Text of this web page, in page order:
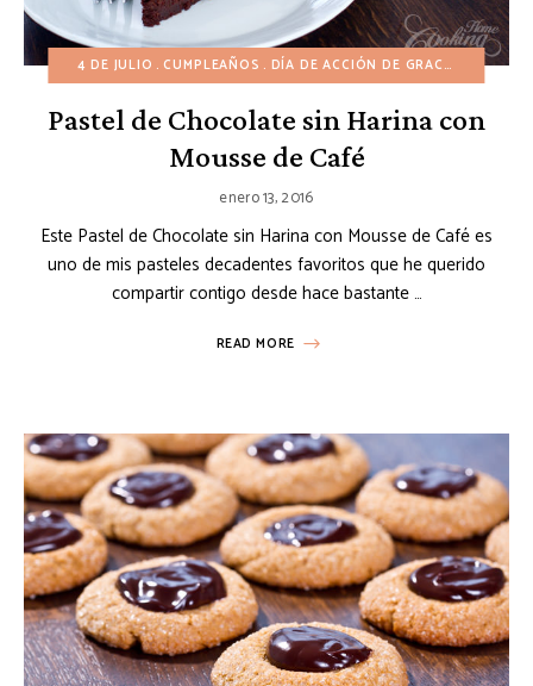
4 DE JULIO CUMPLEAÑOS DÍA DE ACCIÓN DE GRACIAS DÍA
Pastel de Chocolate sin Harina con
Mousse de Café
enero 13, 2016
Este Pastel de Chocolate sin Harina con Mousse de Café es
uno de mis pasteles decadentes favoritos que he querido
compartir contigo desde hace bastante …
READ MORE